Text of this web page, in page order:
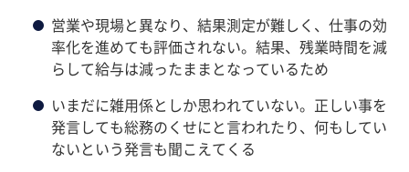
営業や現場と異なり、結果測定が難しく、仕事の効
率化を進めても評価されない。結果、残業時間を減
らして給与は減ったままとなっているため
いまだに雑用係としか思われていない。正しい事を
発言しても総務のくせにと言われたり、何もしてい
ないという発言も聞こえてくる